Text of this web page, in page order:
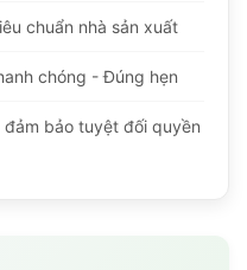
chuẩn nhà sản xuất
chóng - Đúng hẹn
đảm bảo tuyệt đối quyền